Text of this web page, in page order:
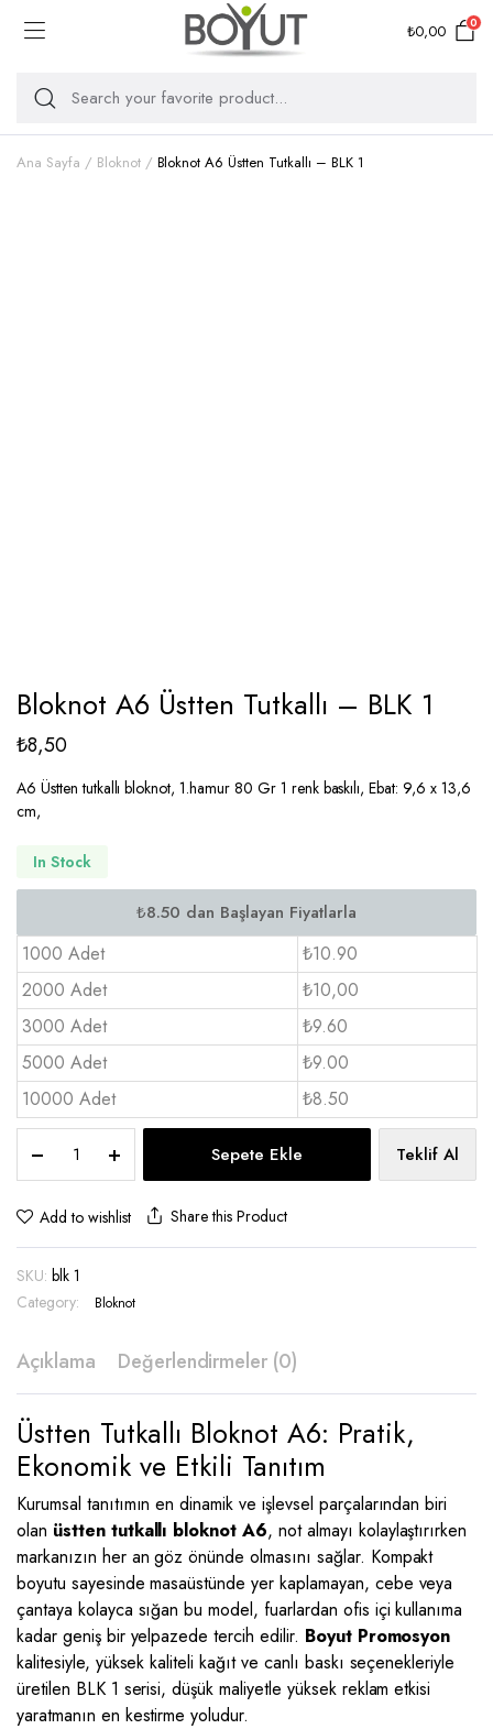
₺0,00 0
Ana Sayfa Bloknot Bloknot A6 Üstten Tutkallı – BLK 1
Bloknot A6 Üstten Tutkallı – BLK 1
₺8,50
A6 Üstten tutkallı bloknot, 1.hamur 80 Gr 1 renk baskılı, Ebat: 9,6 x 13,6
cm,
In Stock
1000 Adet
₺10.90
2000 Adet
₺10,00
3000 Adet
₺9.60
5000 Adet
₺9.00
10000 Adet
₺8.50
Üstten
Tutkallı
BLK
1
quantity
Sepete Ekle Teklif Al
Add to wishlist Share this Product
SKU: blk 1
Category:
Bloknot
Açıklama Değerlendirmeler (0)
Üstten Tutkallı Bloknot A6: Pratik,
Ekonomik ve Etkili Tanıtım
Kurumsal tanıtımın en dinamik ve işlevsel parçalarından biri
olan üstten tutkallı bloknot A6, not almayı kolaylaştırırken
markanızın her an göz önünde olmasını sağlar. Kompakt
boyutu sayesinde masaüstünde yer kaplamayan, cebe veya
çantaya kolayca sığan bu model, fuarlardan ofis içi kullanıma
kadar geniş bir yelpazede tercih edilir. Boyut Promosyon
kalitesiyle, yüksek kaliteli kağıt ve canlı baskı seçenekleriyle
üretilen BLK 1 serisi, düşük maliyetle yüksek reklam etkisi
yaratmanın en kestirme yoludur.